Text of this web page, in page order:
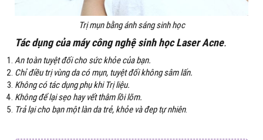
Trị mụn bằng ánh sáng sinh học
Tác dụng của máy công nghệ sinh học Laser Acne.
An toàn tuyệt đối cho sức khỏe của bạn.
Chỉ điều trị vùng da có mụn, tuyệt đối không sâm lấn.
Không có tác dụng phụ khi Trị liệu.
Không để lại sẹo hay vết thâm lồi lõm.
Trả lại cho bạn một làn da trẻ, khỏe và đep tự nhiên.